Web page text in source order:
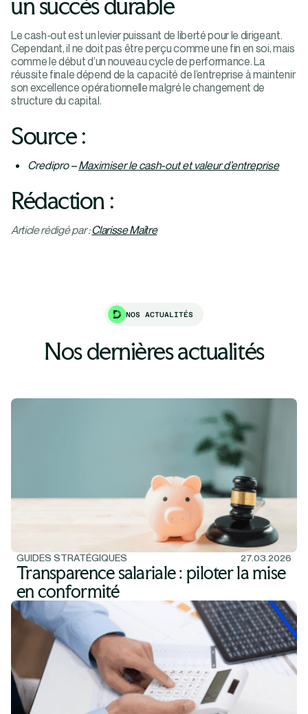
un succès durable
Le cash-out est un levier puissant de liberté pour le dirigeant.
Cependant, il ne doit pas être perçu comme une fin en soi, mais
comme le début d’un nouveau cycle de performance. La
réussite finale dépend de la capacité de l’entreprise à maintenir
son excellence opérationnelle malgré le changement de
structure du capital.
Source :
Credipro –Maximiser le cash-out et valeur d’entreprise
Rédaction :
Article rédigé par :Clarisse Maître
NOS ACTUALITÉS
Nos dernières actualités
GUIDES STRATÉGIQUES 27.03.2026
Transparence salariale : piloter la mise
en conformité